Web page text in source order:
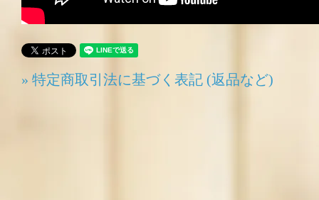
» 特定商取引法に基づく表記 (返品など)